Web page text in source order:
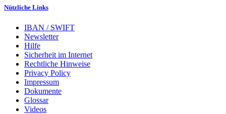
Nützliche Links
IBAN / SWIFT
Newsletter
Hilfe
Sicherheit im Internet
Rechtliche Hinweise
Privacy Policy
Impressum
Dokumente
Glossar
Videos